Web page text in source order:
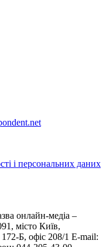
і персональних даних
онлайн-медіа –
місто Київ,
Б, офіс 208/1 E-mail: